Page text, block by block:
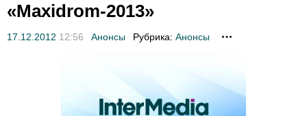
«Maxidrom-2013»
17.12.2012 12:56 Анонсы Рубрика: Анонсы